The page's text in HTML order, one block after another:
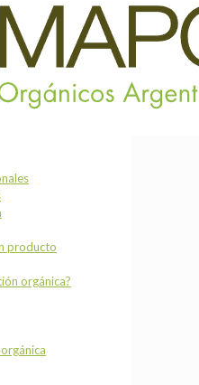
producto
orgánica?